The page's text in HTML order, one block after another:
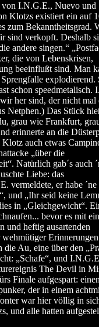
I.N.G.E., Nuevo und
Klotzs existiert ein auf
zum Bekanntheitsgrad.
sind verkopft. Deshalb
andere singen.“
die von Lebenskrisen,
beeinflußt sind. Man
explodierend.
schon speedmetalisch.
her sind, der nicht mal
Netphen.) Das Stück
grau wie Frankfurt,
erinnerte an die
auch etwas
„über die
Natürlich gab´s auch
Liebe: das
vermeldete, er habe ´ne
und „Ihr seid keine
in „Gleichgewicht“.
bevor es mit
und heftig ausartenden
Au, eine über den
„Schafe“, und
The Devil in
Finale aufgespart:
der in einem
war hier völlig in
und alle hatten